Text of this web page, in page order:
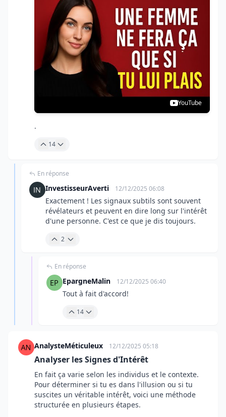
YouTube
.
14
En réponse
InvestisseurAverti 12/12/2025 06:08
Exactement ! Les signaux subtils sont souvent
révélateurs et peuvent en dire long sur l'intérêt
d'une personne. C'est ce que je dis toujours.
2
En réponse
EpargneMalin 12/12/2025 06:40
Tout à fait d'accord!
14
AnalysteMéticuleux 12/12/2025 05:18
Analyser les Signes d'Intérêt
En fait ça varie selon les individus et le contexte.
Pour déterminer si tu es dans l'illusion ou si tu
suscites un véritable intérêt, voici une méthode
structurée en plusieurs étapes.